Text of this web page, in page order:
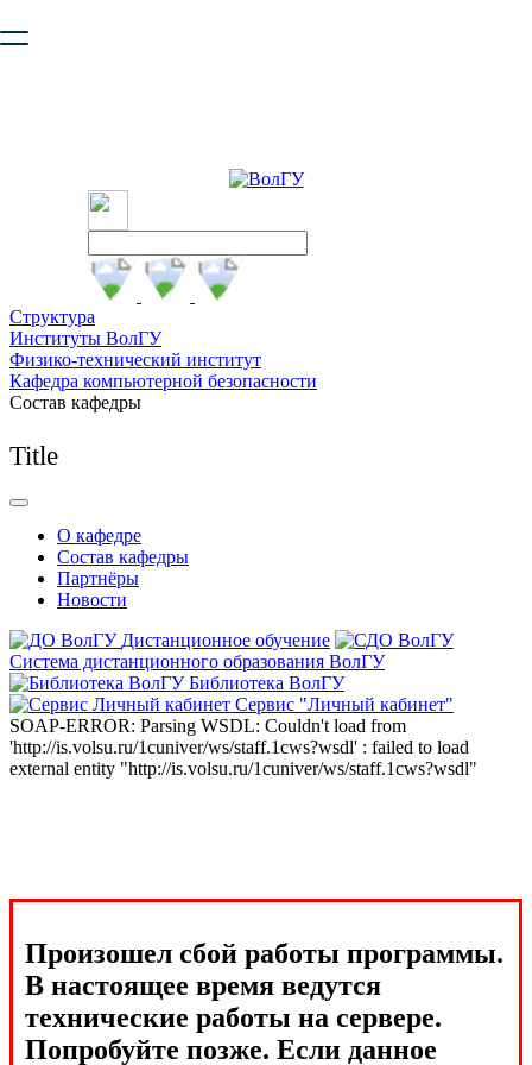
безопасную работу с сайтом. Пожалуйста
Структура
Институты ВолГУ
Физико-технический институт
Кафедра компьютерной безопасности
Состав кафедры
Title
О кафедре
Состав кафедры
Партнёры
Новости
Дистанционное обучение
Система дистанционного образования ВолГУ
Библиотека ВолГУ
Сервис "Личный кабинет"
SOAP-ERROR: Parsing WSDL: Couldn't load from
'http://is.volsu.ru/1cuniver/ws/staff.1cws?wsdl' : failed to load
external entity "http://is.volsu.ru/1cuniver/ws/staff.1cws?wsdl"
Произошел сбой работы программы.
В настоящее время ведутся
технические работы на сервере.
Попробуйте позже. Если данное